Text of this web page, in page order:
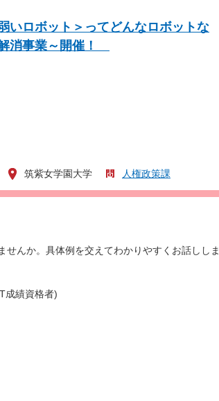
ロボット＞ってどんなロボットな
消事業～開催！
筑紫女学園大学 人権政策課
んか。具体例を交えてわかりやすくお話ししま
績資格者)